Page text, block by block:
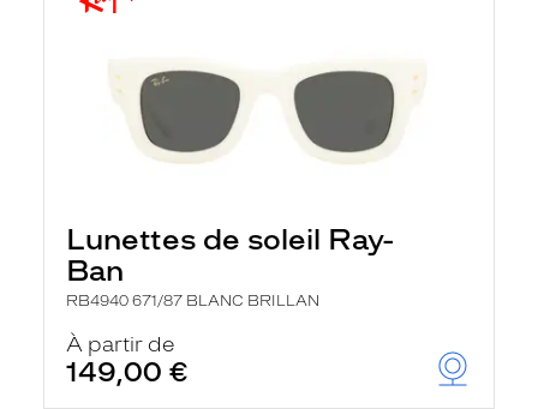
Lunettes de soleil Ray-
Ban
RB4940 671/87 BLANC BRILLAN
À partir de
149,00 €